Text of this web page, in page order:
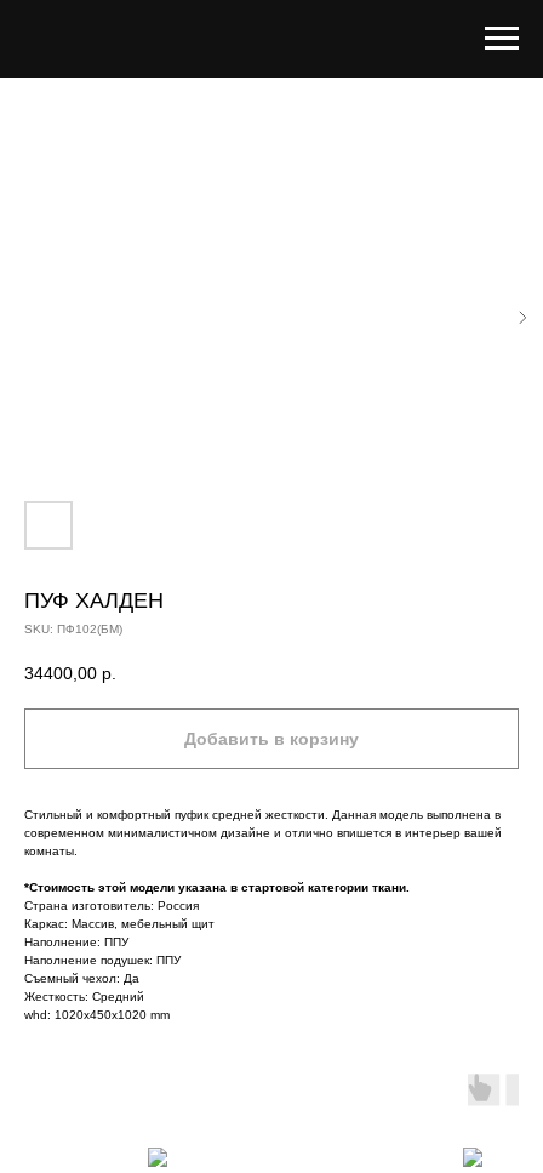
ПУФ ХАЛДЕН
SKU: ПФ102(БМ)
34400,00 р.
Добавить в корзину
Стильный и комфортный пуфик средней жесткости. Данная модель выполнена в
современном минималистичном дизайне и отлично впишется в интерьер вашей
комнаты.
*Стоимость этой модели указана в стартовой категории ткани.
Страна изготовитель: Россия
Каркас: Массив, мебельный щит
Наполнение: ППУ
Наполнение подушек: ППУ
Съемный чехол: Да
Жесткость: Средний
whd: 1020x450x1020 mm